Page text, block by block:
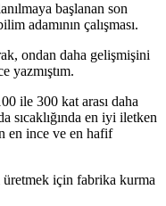
başlanan son
adamının çalışması.
ondan daha gelişmişini
yazmıştım.
ile 300 kat arası daha
sıcaklığında en iyi iletken
en ince ve en hafif
üretmek için fabrika kurma